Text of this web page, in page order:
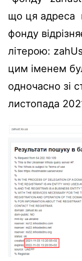
що ця адреса
фонду
літерою:
цим іменем
одночасно зі
листопада